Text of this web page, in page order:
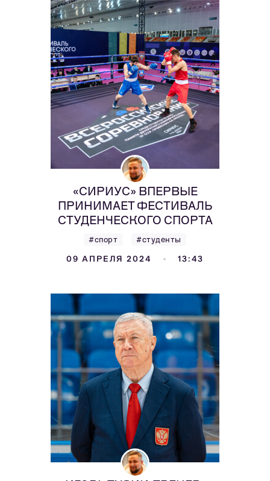
«СИРИУС» ВПЕРВЫЕ
ПРИНИМАЕТ ФЕСТИВАЛЬ
СТУДЕНЧЕСКОГО СПОРТА
#спорт #студенты
09 АПРЕЛЯ 2024 13:43